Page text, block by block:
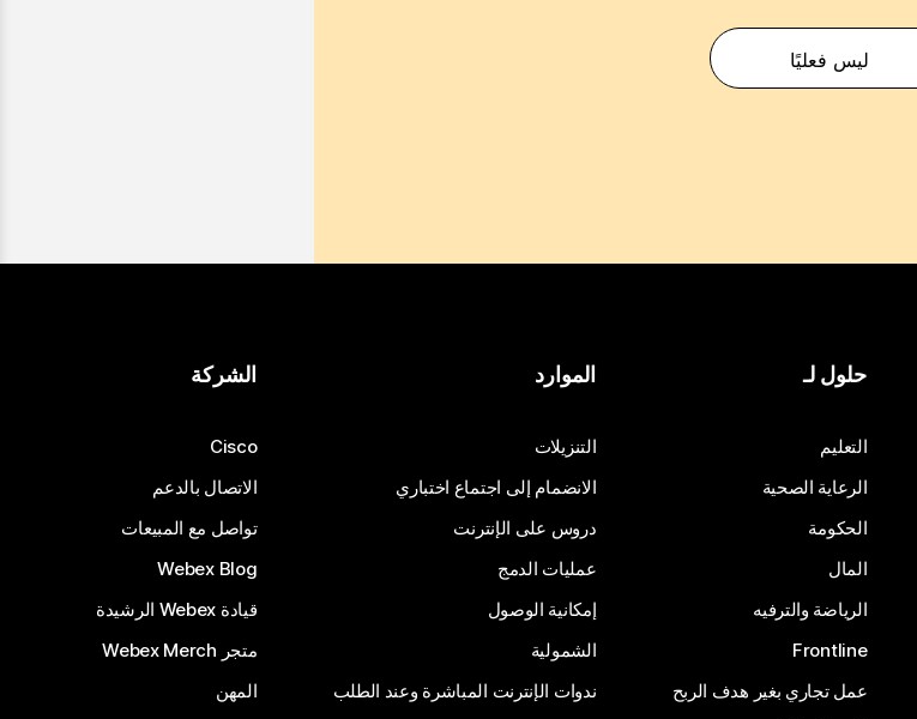
ليس فعليًا
حلول لـ
التعليم
الرعاية الصحية
الحكومة
المال
الرياضة والترفيه
Frontline
عمل تجاري بغير هدف الربح
الموارد
التنزيلات
الانضمام إلى اجتماع اختباري
دروس على الإنترنت
عمليات الدمج
إمكانية الوصول
الشمولية
ندوات الإنترنت المباشرة وعند الطلب
الشركة
Cisco
الاتصال بالدعم
تواصل مع المبيعات
Webex Blog
قيادة Webex الرشيدة
متجر Webex Merch
المهن